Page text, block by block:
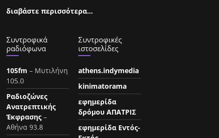
διαβάστε περισσότερα…
Συντροφικά
ραδιόφωνα
105fm – Μυτιλήνη
105.0
Ραδιοζώνες
Ανατρεπτικής
Έκφρασης –
Αθήνα 93.8
Συντροφικές
ιστοσελίδες
athens.indymedia
kinimatorama
εφημερίδα
δρόμου ΑΠΑΤΡΙΣ
εφημερίδα Εντός-